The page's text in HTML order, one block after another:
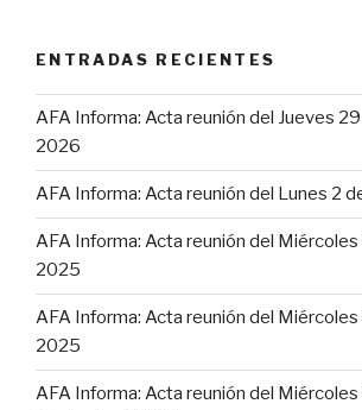
ENTRADAS RECIENTES
AFA Informa: Acta reunión del Jueves
2026
AFA Informa: Acta reunión del Lunes 2
AFA Informa: Acta reunión del
2025
AFA Informa: Acta reunión del
2025
AFA Informa: Acta reunión del Miércoles